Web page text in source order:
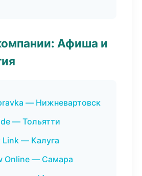
Афиша и
— Нижневартовск
— Тольятти
Link — Калуга
Online — Самара